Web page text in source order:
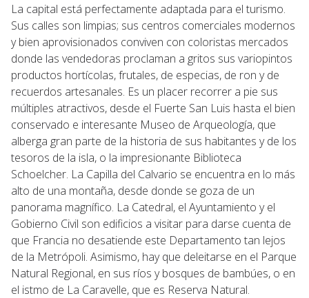
La capital está perfectamente adaptada para el turismo.
Sus calles son limpias; sus centros comerciales modernos
y bien aprovisionados conviven con coloristas mercados
donde las vendedoras proclaman a gritos sus variopintos
productos hortícolas, frutales, de especias, de ron y de
recuerdos artesanales. Es un placer recorrer a pie sus
múltiples atractivos, desde el Fuerte San Luis hasta el bien
conservado e interesante Museo de Arqueología, que
alberga gran parte de la historia de sus habitantes y de los
tesoros de la isla, o la impresionante Biblioteca
Schoelcher. La Capilla del Calvario se encuentra en lo más
alto de una montaña, desde donde se goza de un
panorama magnífico. La Catedral, el Ayuntamiento y el
Gobierno Civil son edificios a visitar para darse cuenta de
que Francia no desatiende este Departamento tan lejos
de la Metrópoli. Asimismo, hay que deleitarse en el Parque
Natural Regional, en sus ríos y bosques de bambúes, o en
el istmo de La Caravelle, que es Reserva Natural.